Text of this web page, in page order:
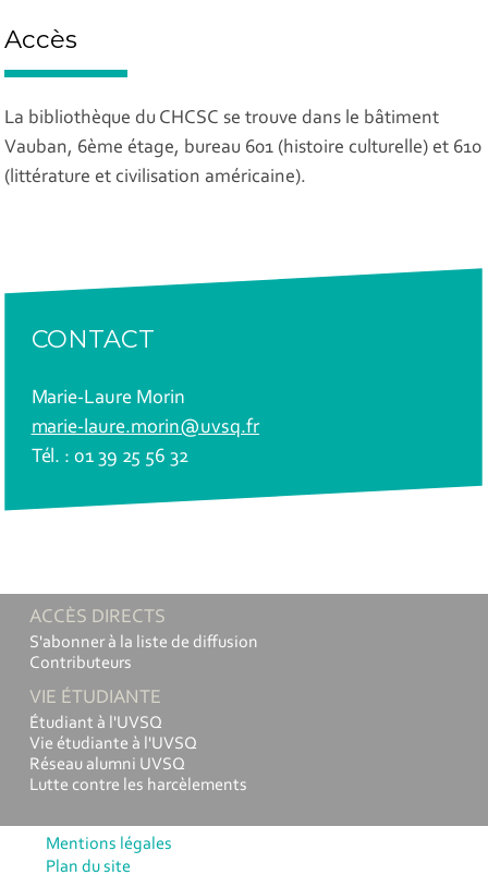
Accès
La bibliothèque du CHCSC se trouve dans le bâtiment
Vauban, 6ème étage, bureau 601 (histoire culturelle) et 610
(littérature et civilisation américaine).
CONTACT
Marie-Laure Morin
marie-laure.morin@uvsq.fr
Tél. : 01 39 25 56 32
ACCÈS DIRECTS
S'abonner à la liste de diffusion
Contributeurs
VIE ÉTUDIANTE
Étudiant à l'UVSQ
Vie étudiante à l'UVSQ
Réseau alumni UVSQ
Lutte contre les harcèlements
Mentions légales
Plan du site